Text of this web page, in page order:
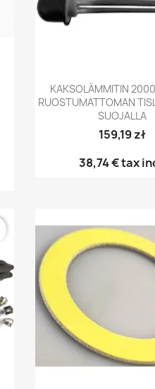

KAKSOLÄMMITIN
RUOSTUMATTOMAN
SUOJALLA
159,19 zł
38,74 €tax